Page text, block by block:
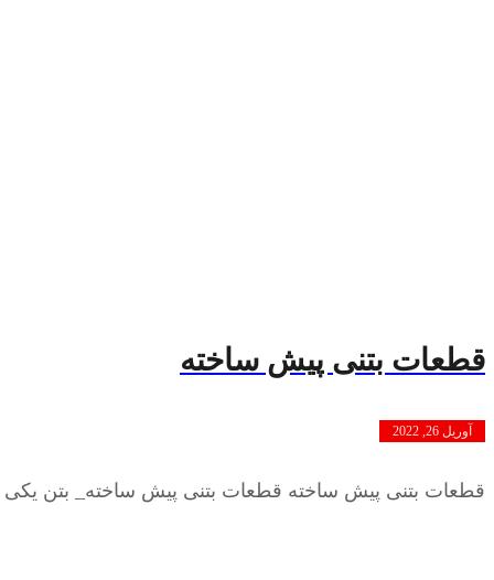
قطعات بتنی پیش ساخته
آوریل 26, 2022
قطعات بتنی پیش ساخته قطعات بتنی پیش ساخته_ بتن